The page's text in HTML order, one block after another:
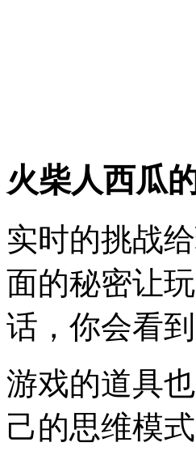
火柴人西瓜
实时的挑战
面的秘密让
话，你会看
游戏的道具
己的思维模